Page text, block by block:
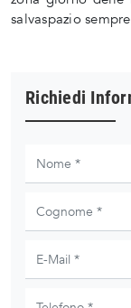
salvaspazio
Richiedi